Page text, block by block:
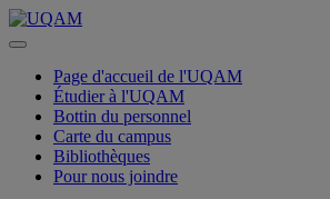
Page d'accueil de l'UQAM
Étudier à l'UQAM
Bottin du personnel
Carte du campus
Bibliothèques
Pour nous joindre